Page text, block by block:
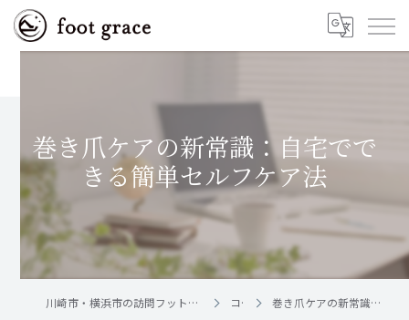
巻き爪ケアの新常識：自宅でで
きる簡単セルフケア法
川崎市・横浜市の訪問フットケア｜足と爪のお手入れ屋さん foot grace コラム 巻き爪ケアの新常識：自宅でできる簡単セルフケア法